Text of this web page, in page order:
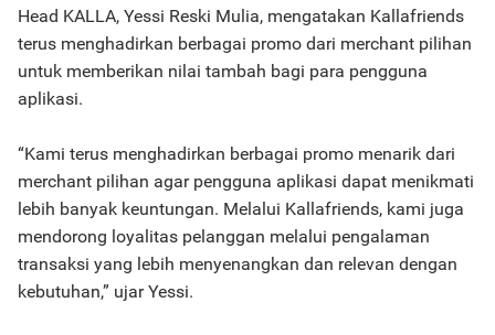
Head KALLA, Yessi Reski Mulia, mengatakan Kallafriends
terus menghadirkan berbagai promo dari merchant pilihan
untuk memberikan nilai tambah bagi para pengguna
aplikasi.
“Kami terus menghadirkan berbagai promo menarik dari
merchant pilihan agar pengguna aplikasi dapat menikmati
lebih banyak keuntungan. Melalui Kallafriends, kami juga
mendorong loyalitas pelanggan melalui pengalaman
transaksi yang lebih menyenangkan dan relevan dengan
kebutuhan,” ujar Yessi.